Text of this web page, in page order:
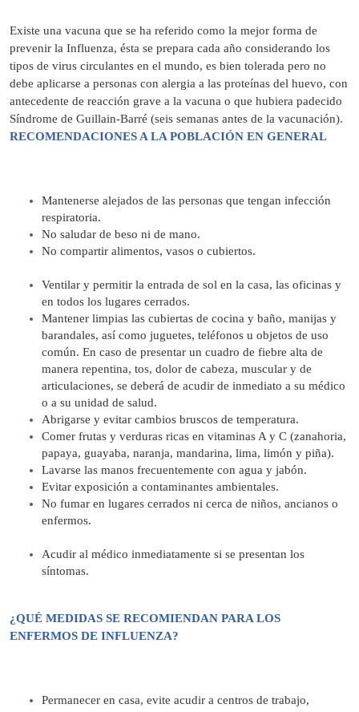
Existe una vacuna que se ha referido como la mejor forma de
prevenir la Influenza, ésta se prepara cada año considerando los
tipos de virus circulantes en el mundo, es bien tolerada pero no
debe aplicarse a personas con alergia a las proteínas del huevo, con
antecedente de reacción grave a la vacuna o que hubiera padecido
Síndrome de Guillain-Barré (seis semanas antes de la vacunación).
RECOMENDACIONES A LA POBLACIÓN EN GENERAL
Mantenerse alejados de las personas que tengan infección
respiratoria.
No saludar de beso ni de mano.
No compartir alimentos, vasos o cubiertos.
Ventilar y permitir la entrada de sol en la casa, las oficinas y
en todos los lugares cerrados.
Mantener limpias las cubiertas de cocina y baño, manijas y
barandales, así como juguetes, teléfonos u objetos de uso
común. En caso de presentar un cuadro de fiebre alta de
manera repentina, tos, dolor de cabeza, muscular y de
articulaciones, se deberá de acudir de inmediato a su médico
o a su unidad de salud.
Abrigarse y evitar cambios bruscos de temperatura.
Comer frutas y verduras ricas en vitaminas A y C (zanahoria,
papaya, guayaba, naranja, mandarina, lima, limón y piña).
Lavarse las manos frecuentemente con agua y jabón.
Evitar exposición a contaminantes ambientales.
No fumar en lugares cerrados ni cerca de niños, ancianos o
enfermos.
Acudir al médico inmediatamente si se presentan los
síntomas.
¿QUÉ MEDIDAS SE RECOMIENDAN PARA LOS
ENFERMOS DE INFLUENZA?
Permanecer en casa, evite acudir a centros de trabajo,